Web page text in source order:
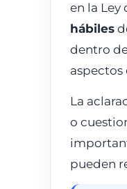
en la Ley
hábiles
dentro
aspectos
La
o
pueden